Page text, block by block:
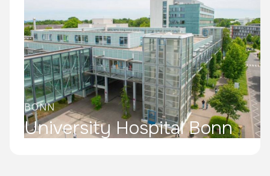
BONN
University Hospital Bonn